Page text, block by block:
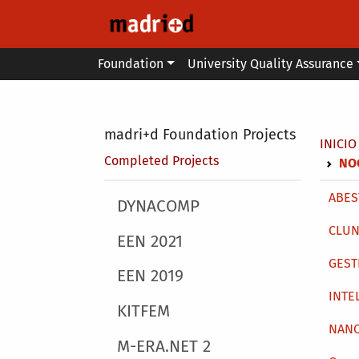
Main menu
Foundation University Quality Assurance
madri+d Foundation Projects
Completed Projects
INICIO
Main menu
DYNACOMP
EEN 2021
EEN 2019
KITFEM
M-ERA.NET 2